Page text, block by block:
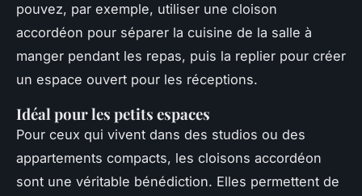
pouvez, par exemple, utiliser une cloison
accordéon pour séparer la cuisine de la salle à
manger pendant les repas, puis la replier pour créer
un espace ouvert pour les réceptions.
Idéal pour les petits espaces
Pour ceux qui vivent dans des studios ou des
appartements compacts, les cloisons accordéon
sont une véritable bénédiction. Elles permettent de